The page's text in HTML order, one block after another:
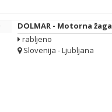
DOLMAR - Motorna žaga
rabljeno
Slovenija - Ljubljana